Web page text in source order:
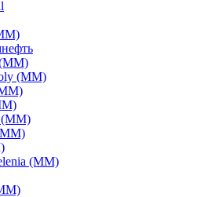
(ММ)
(ММ)
(ММ)
(ММ)